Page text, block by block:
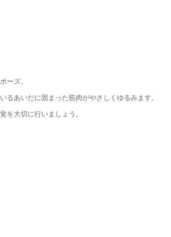
ーズ。
るあいだに固まった筋肉がやさしくゆるみます。
を大切に行いましょう。